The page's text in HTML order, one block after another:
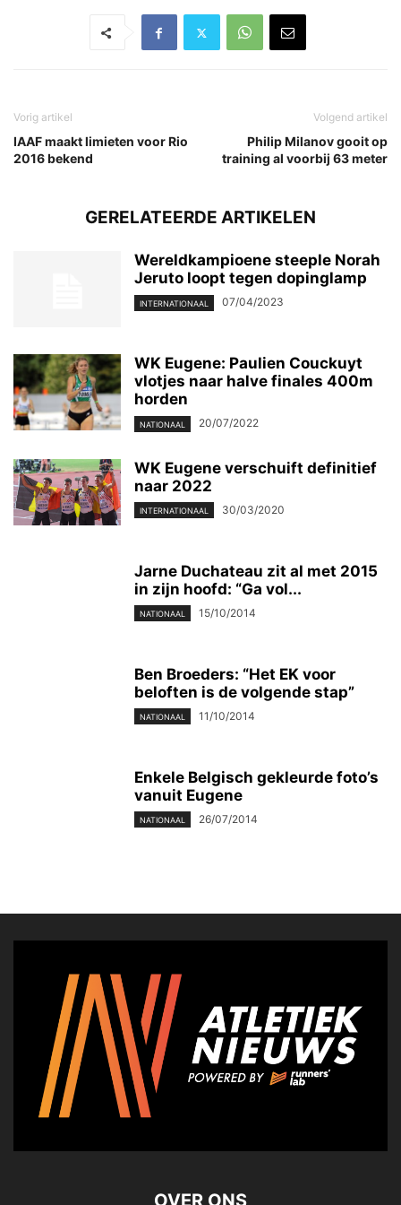
Vorig artikel
IAAF maakt limieten voor Rio
2016 bekend
Volgend artikel
Philip Milanov gooit op
training al voorbij 63 meter
GERELATEERDE ARTIKELEN
Wereldkampioene steeple Norah
Jeruto loopt tegen dopinglamp
INTERNATIONAAL 07/04/2023
WK Eugene: Paulien Couckuyt
vlotjes naar halve finales 400m
horden
NATIONAAL 20/07/2022
WK Eugene verschuift definitief
naar 2022
INTERNATIONAAL 30/03/2020
Jarne Duchateau zit al met 2015
in zijn hoofd: “Ga vol...
NATIONAAL 15/10/2014
Ben Broeders: “Het EK voor
beloften is de volgende stap”
NATIONAAL 11/10/2014
Enkele Belgisch gekleurde foto’s
vanuit Eugene
NATIONAAL 26/07/2014
OVER ONS